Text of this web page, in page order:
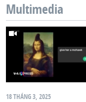
Multimedia
18 THÁNG 3, 2025